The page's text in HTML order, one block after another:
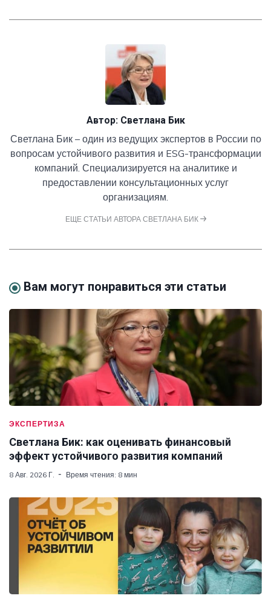
обязанности и политизированного ESG
Автор: Светлана Бик
Светлана Бик – один из ведущих экспертов в России по
вопросам устойчивого развития и ESG-трансформации
компаний. Специализируется на аналитике и
предоставлении консультационных услуг
организациям.
ЕЩЕ СТАТЬИ АВТОРА СВЕТЛАНА БИК
Вам могут понравиться эти статьи
ЭКСПЕРТИЗА
Светлана Бик: как оценивать финансовый
эффект устойчивого развития компаний
8 Авг. 2026 Г. Время чтения: 8 мин